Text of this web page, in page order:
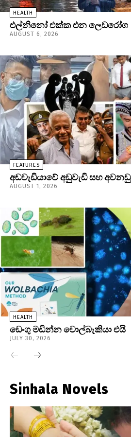
HEALTH
එල්නිනෝ එක්ක එන ලෙඩරෝග
AUGUST 6, 2026
FEATURES
අඬවැඩියාවේ අඩුවැඩි සහ අවනඩු
AUGUST 1, 2026
HEALTH
ඩෙංගු මඩින්න වොල්බැකියා එයි
JULY 30, 2026
Sinhala Novels